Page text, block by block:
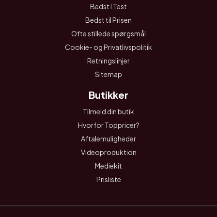
Bedst I Test
Bedst til Prisen
Ofte stillede spørgsmål
Cookie- og Privatlivspolitik
Retningslinjer
Sitemap
Butikker
Tilmeld din butik
Hvorfor Toppricer?
Aftalemuligheder
Videoproduktion
Mediekit
Prisliste